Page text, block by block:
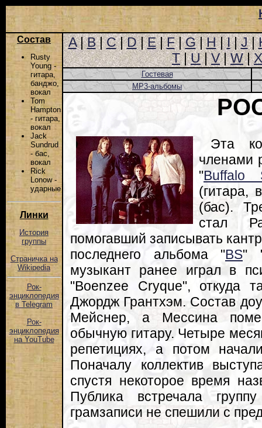
Состав
Rusty
Young -
гитара,
банджо,
вокал
Tom
Hampton
- гитара,
вокал
Jack
Sundrud
- бас,
вокал
Rick
Lonow -
ударные
Линки
История
группы
Страничка на
Wikipedia
Рок-
энциклопедия
в Telegram
Рок-
энциклопедия
на YouTube
A|B|C|D|E|F|G|H|I|J|
T|U|V|W|X
Гостевая
MP3-альбомы
Эта
членами
"Buffalo
(гитара,
(бас).
стал
помогавший записывать
последнего альбома "BS"
музыкант ранее играл в
"Boenzee Cryque", откуда
Джордж Грантхэм. Состав
Мейснер, а Мессина
обычную гитару. Четыре
репетициях, а потом
Поначалу коллектив
спустя некоторое время
Публика встречала
грамзаписи не спешили с